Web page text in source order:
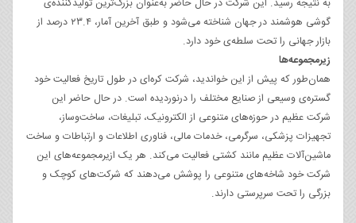
به نتیجه رسید. این شرکت در حال حاضر به‌عنوان بزرگ‌ترین تولیدکننده‌ی
گوشی‌ هوشمند در جهان شناخته می‌شود و طبق آخرین آمار، ۲۳.۴ درصد از
بازار جهانی را تحت سلطه‌ی خود دارد.
زیرمجموعه‌ها
همان‌طور که پیش از این خواندید، شرکت کره‌ای در طول تاریخ فعالیت خود
گستره‌ی وسیعی از صنایع مختلف را درنوردیده است. در حال حاضر این
شرکت عظیم در حوزه‌های متنوعی از الکترونیک، تبلیغات، ساخت‌وساز،
تجهیزات پزشکی، سرگرمی، خدمات مالی، فناوری اطلاعات و ارتباطات و ساخت
ماشین‌آلات عظیم مانند کشتی فعالیت می‌کند. هر یک ازیرمجموعه‌های این
شرکت خود شاخه‌های متنوعی را پوشش می‌دهند که شرکت‌های کوچک و
بزرگی را تحت سرپرستی دارند.